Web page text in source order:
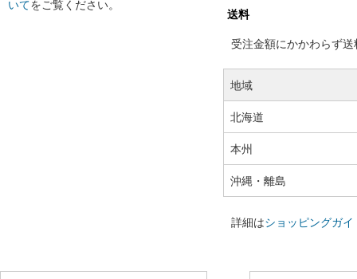
いてをご覧ください。
送料
受注金額にかかわらず
地域
北海道
本州
沖縄・離島
詳細はショッピングガイ